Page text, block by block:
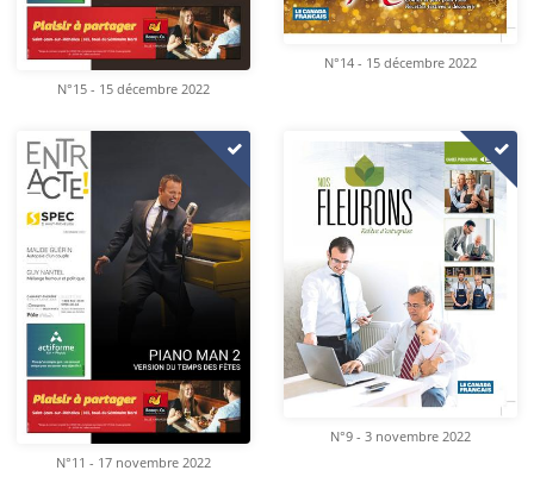
N°15 - 15 décembre 2022
N°14 - 15 décembre 2022
N°11 - 17 novembre 2022
N°9 - 3 novembre 2022